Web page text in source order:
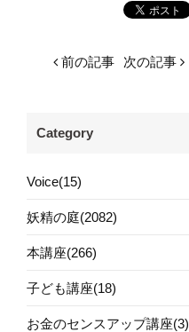
前の記事 次の記事
Category
Voice(15)
妖精の庭(2082)
本講座(266)
子ども講座(18)
お金のセンスアップ講座(3)